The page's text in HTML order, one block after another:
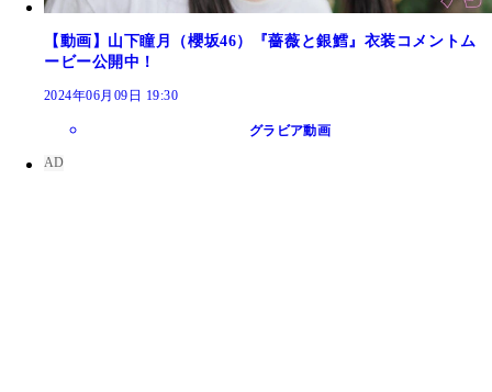
【動画】山下瞳月（櫻坂46）『薔薇と銀鱈』衣装コメントム
ービー公開中！
2024年06月09日 19:30
グラビア動画